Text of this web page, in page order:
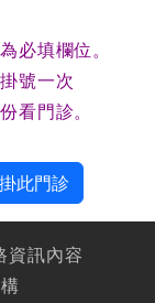
必填欄位。
號一次
看門診。
此門診
資訊內容